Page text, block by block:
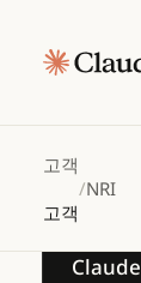
고객
고객
/NRI
문서
절반